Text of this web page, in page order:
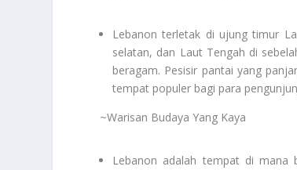
Lebanon terletak di ujung timur
selatan, dan Laut Tengah di
beragam. Pesisir pantai yang
tempat populer bagi para
~Warisan Budaya Yang Kaya
Lebanon adalah tempat di mana